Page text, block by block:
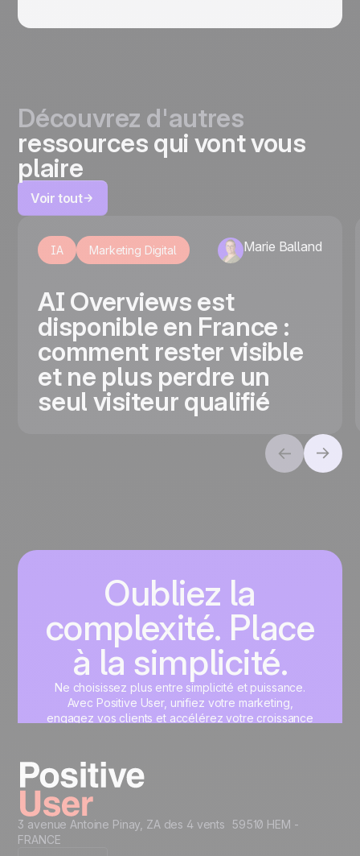
Découvrez d'autres
ressources qui vont vous
plaire
Voir tout
IA Marketing Digital Marie Balland
AI Overviews est
disponible en France :
comment rester visible
et ne plus perdre un
seul visiteur qualifié
Oubliez la
complexité. Place
à la simplicité.
Ne choisissez plus entre simplicité et puissance.
Avec Positive User, unifiez votre marketing,
engagez vos clients et accélérez votre croissance
Commencez maintenant
3 avenue Antoine Pinay, ZA des 4 vents 59510 HEM -
FRANCE